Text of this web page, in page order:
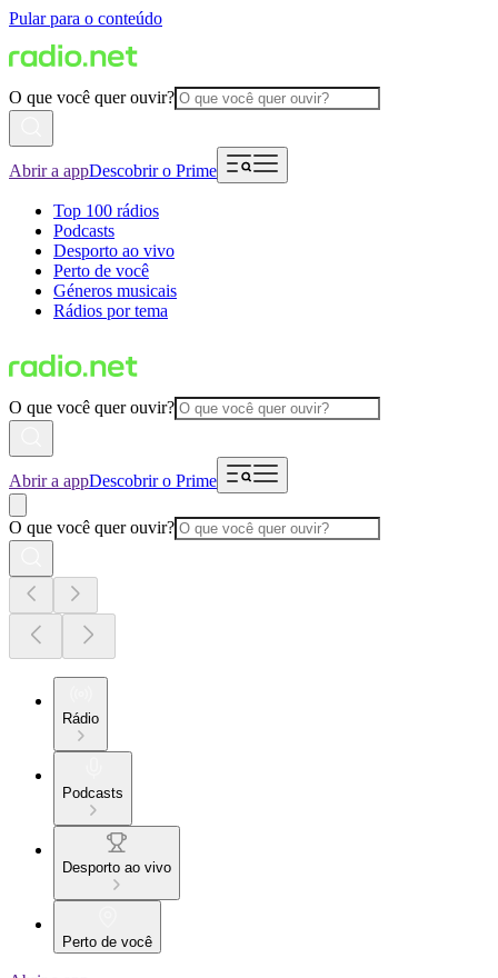
Pular para o conteúdo
O que você quer ouvir?
Abrir a appDescobrir o Prime
Top 100 rádios
Podcasts
Desporto ao vivo
Perto de você
Géneros musicais
Rádios por tema
O que você quer ouvir?
Abrir a appDescobrir o Prime
O que você quer ouvir?
Rádio
Podcasts
Desporto ao vivo
Perto de você